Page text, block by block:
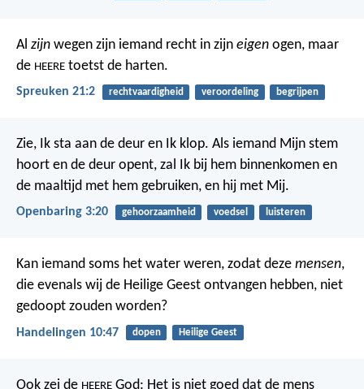
Al zijn wegen zijn iemand recht in zijn eigen ogen, maar
de HEERE toetst de harten.
Spreuken 21:2 rechtvaardigheid veroordeling begrijpen
Zie, Ik sta aan de deur en Ik klop. Als iemand Mijn stem
hoort en de deur opent, zal Ik bij hem binnenkomen en
de maaltijd met hem gebruiken, en hij met Mij.
Openbaring 3:20 gehoorzaamheid voedsel luisteren
Kan iemand soms het water weren, zodat deze mensen,
die evenals wij de Heilige Geest ontvangen hebben, niet
gedoopt zouden worden?
Handelingen 10:47 dopen Heilige Geest
Ook zei de HEERE God: Het is niet goed dat de mens